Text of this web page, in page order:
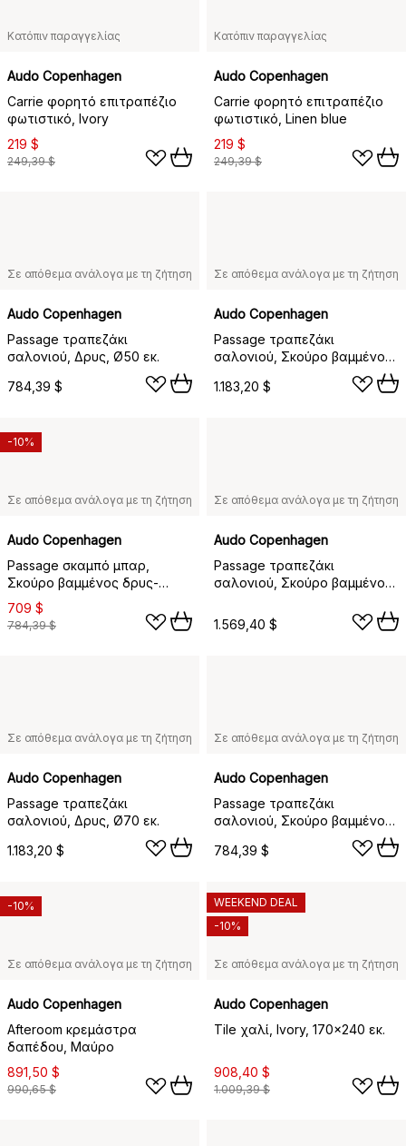
Κατόπιν παραγγελίας
Audo Copenhagen
Carrie φορητό επιτραπέζιο
φωτιστικό, Ivory
219 $
249,39 $
Κατόπιν παραγγελίας
Audo Copenhagen
Carrie φορητό επιτραπέζιο
φωτιστικό, Linen blue
219 $
249,39 $
Σε απόθεμα ανάλογα με τη ζήτηση
Audo Copenhagen
Passage τραπεζάκι
σαλονιού, Δρυς, Ø50 εκ.
784,39 $
Σε απόθεμα ανάλογα με τη ζήτηση
Audo Copenhagen
Passage τραπεζάκι
σαλονιού, Σκούρο βαμμένος
1.183,20 $
Σε απόθεμα ανάλογα με τη ζήτηση
Audo Copenhagen
Passage σκαμπό μπαρ,
Σκούρο βαμμένος δρυς-
ανοξείδωτο ατσάλι, 65 εκ.
709 $
784,39 $
-10%
Σε απόθεμα ανάλογα με τη ζήτηση
Audo Copenhagen
Passage τραπεζάκι
σαλονιού, Σκούρο βαμμένος
1.569,40 $
Σε απόθεμα ανάλογα με τη ζήτηση
Audo Copenhagen
Passage τραπεζάκι
σαλονιού, Δρυς, Ø70 εκ.
1.183,20 $
Σε απόθεμα ανάλογα με τη ζήτηση
Audo Copenhagen
Passage τραπεζάκι
σαλονιού, Σκούρο βαμμένος
784,39 $
Σε απόθεμα ανάλογα με τη ζήτηση
Audo Copenhagen
Afteroom κρεμάστρα
δαπέδου, Μαύρο
891,50 $
990,65 $
-10%
Σε απόθεμα ανάλογα με τη ζήτηση
Audo Copenhagen
Tile χαλί, Ivory, 170x240 εκ.
908,40 $
1.009,39 $
WEEKEND DEAL
-10%